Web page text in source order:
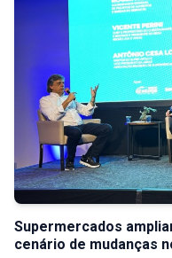
Supermercados
cenário de mudanças